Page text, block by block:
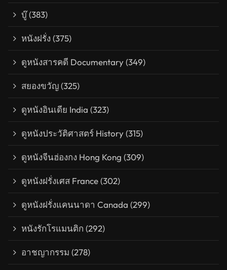
บู๊(383)
หนังฝรั่ง (375)
ดูหนังสารคดี Documentary(349)
สยองขวัญ(325)
ดูหนังอินเดีย India (323)
ดูหนังประวัติศาสตร์ History(315)
ดูหนังจีนฮ่องกง Hong Kong (309)
ดูหนังฝรั่งเศส France(302)
ดูหนังฝรั่งแคนนาดา Canada (299)
หนังรักโรแมนติก (292)
อาชญากรรม (278)